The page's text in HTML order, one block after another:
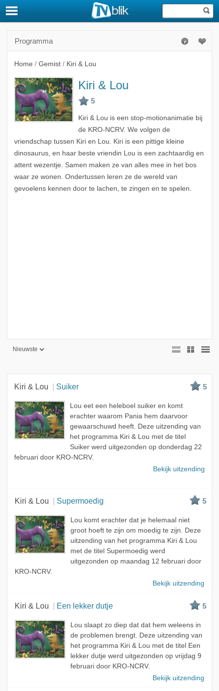
Programma
Home / Gemist / Kiri & Lou
Kiri & Lou
Kiri & Lou is een stop-motionanimatie bij
de KRO-NCRV. We volgen de
vriendschap tussen Kiri en Lou. Kiri is een pittige kleine
dinosaurus, en haar beste vriendin Lou is een zachtaardig en
attent wezentje. Samen maken ze van alles mee in het bos
waar ze wonen. Ondertussen leren ze de wereld van
gevoelens kennen door te lachen, te zingen en te spelen.
Nieuwste
A - Z
Kiri & Lou Suiker 5
Lou eet een heleboel suiker en komt
erachter waarom Pania hem daarvoor
gewaarschuwd heeft. Deze uitzending van
het programma Kiri & Lou met de titel
Suiker werd uitgezonden op donderdag 22
februari door KRO-NCRV.
Bekijk uitzending
Kiri & Lou Supermoedig 5
Lou komt erachter dat je helemaal niet
groot hoeft te zijn om moedig te zijn. Deze
uitzending van het programma Kiri & Lou
met de titel Supermoedig werd
uitgezonden op maandag 12 februari door
KRO-NCRV.
Bekijk uitzending
Kiri & Lou Een lekker dutje 5
Lou slaapt zo diep dat dat hem weleens in
de problemen brengt. Deze uitzending van
het programma Kiri & Lou met de titel Een
lekker dutje werd uitgezonden op vrijdag 9
februari door KRO-NCRV.
Bekijk uitzending